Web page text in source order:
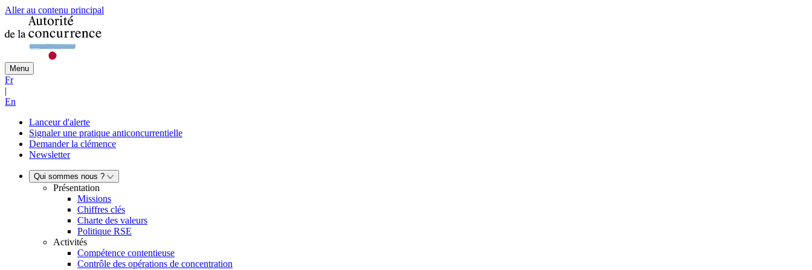
Aller au contenu principal
Menu
Fr
|
En
Lanceur d'alerte
Signaler une pratique anticoncurrentielle
Demander la clémence
Newsletter
Qui sommes nous ?
Présentation
Missions
Chiffres clés
Charte des valeurs
Politique RSE
Activités
Compétence contentieuse
Contrôle des opérations de concentration